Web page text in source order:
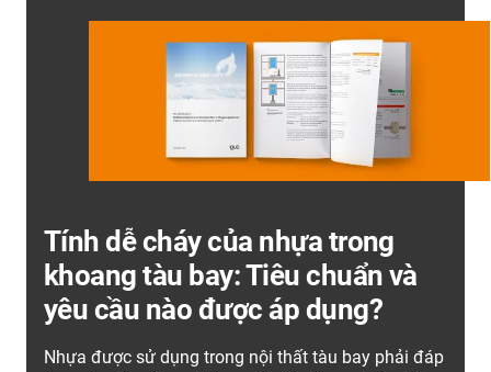
Tính dễ cháy của nhựa trong
khoang tàu bay: Tiêu chuẩn và
yêu cầu nào được áp dụng?
Nhựa được sử dụng trong nội thất tàu bay phải đáp